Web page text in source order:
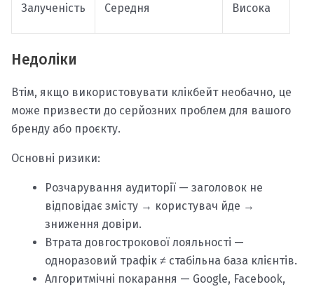
Залученість Середня Висока
Недоліки
Втім, якщо використовувати клікбейт необачно, це
може призвести до серйозних проблем для вашого
бренду або проєкту.
Основні ризики:
Розчарування аудиторії — заголовок не
відповідає змісту → користувач йде →
зниження довіри.
Втрата довгострокової лояльності —
одноразовий трафік ≠ стабільна база клієнтів.
Алгоритмічні покарання — Google, Facebook,